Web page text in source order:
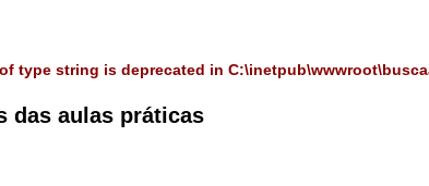
type string is deprecated in
das aulas práticas